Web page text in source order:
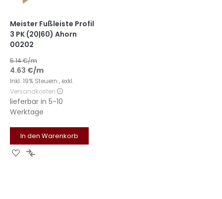
Meister Fußleiste Profil
3 PK (20|60) Ahorn
00202
5.14€/m
4.63 €/m
Inkl. 19% Steuern , exkl.
Versandkosten
lieferbar in 5-10
Werktage
In den Warenkorb
Zur Zur